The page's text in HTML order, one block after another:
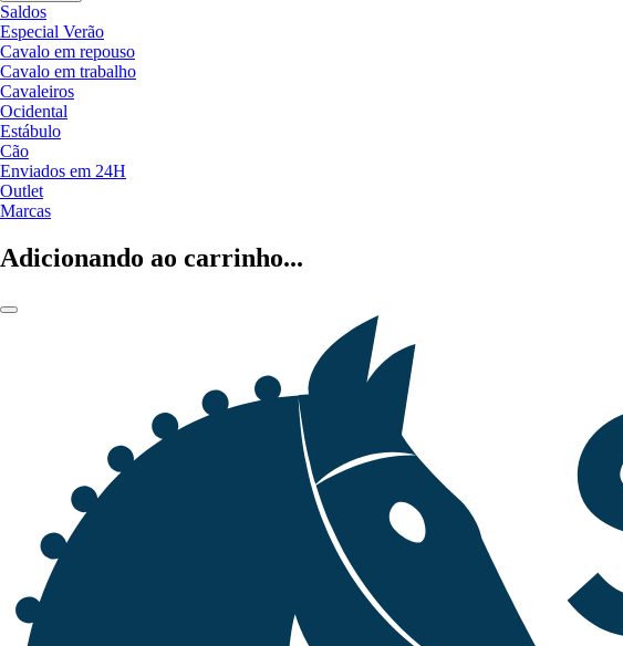
Saldos
Especial Verão
Cavalo em repouso
Cavalo em trabalho
Cavaleiros
Ocidental
Estábulo
Cão
Enviados em 24H
Outlet
Marcas
Adicionando ao carrinho...